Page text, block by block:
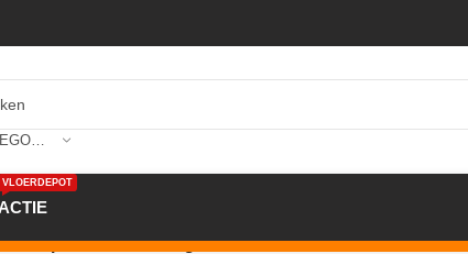
VLOERDEPOT
plint 90×15 voorgelakt RAL 9005